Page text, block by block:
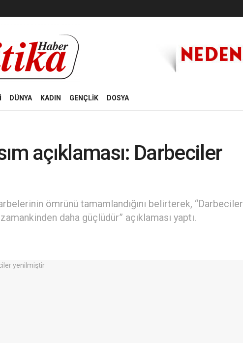
DÜNYA KADIN GENÇLİK DOSYA
açıklaması: Darbeciler
ömrünü tamamlandığını belirterek, “Darbeciler
daha güçlüdür” açıklaması yaptı.